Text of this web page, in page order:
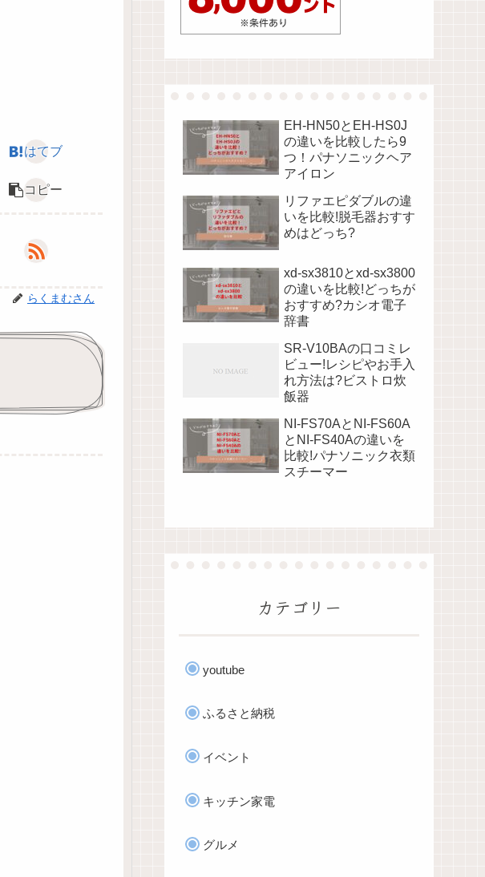
はてブ
コピー
らくまむさん
EH-HN50とEH-HS0J
の違いを比較したら9
つ！パナソニックヘア
アイロン
リファエピダブルの違
いを比較!脱毛器おすす
めはどっち?
xd-sx3810とxd-sx3800
の違いを比較!どっちが
おすすめ?カシオ電子
辞書
SR-V10BAの口コミレ
ビュー!レシピやお手入
れ方法は?ビストロ炊
飯器
NI-FS70AとNI-FS60A
とNI-FS40Aの違いを
比較!パナソニック衣類
スチーマー
カテゴリー
youtube
ふるさと納税
イベント
キッチン家電
グルメ